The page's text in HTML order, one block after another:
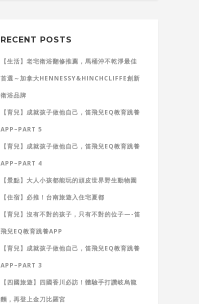
RECENT POSTS
【生活】老宅衛浴翻修推薦，馬桶沖不乾淨最佳
首選～加拿大HENNESSY&HINCHCLIFFE創新
衛浴品牌
【育兒】成就孩子做他自己，笛飛兒EQ教育跳養
APP–PART 5
【育兒】成就孩子做他自己，笛飛兒EQ教育跳養
APP–PART 4
【景點】大人小孩都能玩的頑皮世界野生動物園
【住宿】必推！台南旅遊入住宅夏都
【育兒】沒有不對的孩子，只有不對的位子—-笛
飛兒EQ教育跳養APP
【育兒】成就孩子做他自己，笛飛兒EQ教育跳養
APP–PART 3
【四國旅遊】四國香川必訪！體驗手打讚岐烏龍
麵，再登上金刀比羅宮